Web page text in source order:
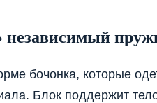
независимый
бочонка, которые
Блок поддержит